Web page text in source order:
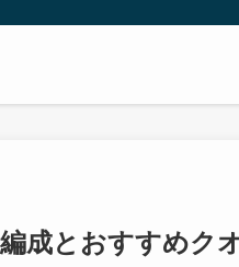
成とおすすめク